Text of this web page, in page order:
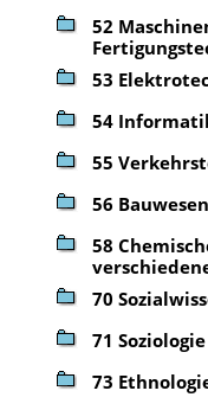
52
53
54
55
56 Bauwesen
58
70
71 Soziologie
73